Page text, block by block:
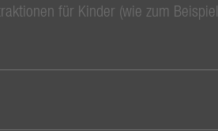
für Kinder (wie zum Beispiel